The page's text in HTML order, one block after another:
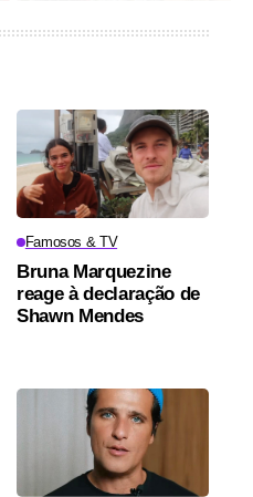
Famosos & TV
Bruna Marquezine
reage à declaração de
Shawn Mendes